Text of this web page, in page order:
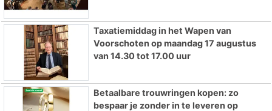
Taxatiemiddag in het Wapen van
Voorschoten op maandag 17 augustus
van 14.30 tot 17.00 uur
Betaalbare trouwringen kopen: zo
bespaar je zonder in te leveren op